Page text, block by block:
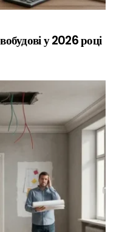
у 2026 році